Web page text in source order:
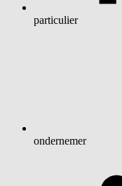
particulier
ondernemer